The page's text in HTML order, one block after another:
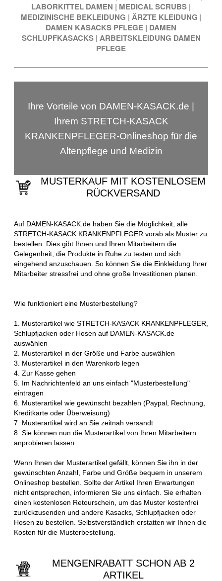
LABORKITTEL DAMEN | MEDICAL SCRUBS |
MEDIZINISCHE BEKLEIDUNG | ÄRZTE KLEIDUNG |
DAMEN KASACKS PFLEGE | DAMEN
SCHLUPFKASACKS | ARBEITSKLEIDUNG DAMEN
PFLEGE
Ihre Vorteile von DAMEN-KASACK.de |
Ihrem STRETCH-KASACK
KRANKENPFLEGER-Onlineshop für die
Altenpflege und Medizin
MUSTERKAUF MIT KOSTENLOSEM
RÜCKVERSAND
Auf DAMEN-KASACK.de haben Sie die Möglichkeit, alle
STRETCH-KASACK KRANKENPFLEGER vorab als Muster zu
bestellen. Dies gibt Ihnen und Ihren Mitarbeitern die
Gelegenheit, die Produkte in Ruhe zu testen und sich
eingehend anzuschauen. So können Sie die Einkleidung Ihrer
Mitarbeiter stressfrei und ohne große Investitionen planen.
Wie funktioniert eine Musterbestellung?
1. Musterartikel wie STRETCH-KASACK KRANKENPFLEGER,
Schlupfjacken oder Hosen auf DAMEN-KASACK.de
auswählen
2. Musterartikel in der Größe und Farbe auswählen
3. Musterartikel in den Warenkorb legen
4. Zur Kasse gehen
5. Im Nachrichtenfeld an uns einfach "Musterbestellung"
eintragen
6. Musterartikel wie gewünscht bezahlen (Paypal, Rechnung,
Kreditkarte oder Überweisung)
7. Musterartikel wird an Sie zeitnah versandt
8. Sie können nun die Musterartikel von Ihren Mitarbeitern
anprobieren lassen
Wenn Ihnen der Musterartikel gefällt, können Sie ihn in der
gewünschten Anzahl, Farbe und Größe bequem in unserem
Onlineshop bestellen. Sollte der Artikel Ihren Erwartungen
nicht entsprechen, informieren Sie uns einfach. Sie erhalten
einen kostenlosen Retourschein, um das Muster kostenfrei
zurückzusenden und andere Kasacks, Schlupfjacken oder
Hosen zu bestellen. Selbstverständlich erstatten wir Ihnen die
Kosten für die Musterbestellung.
MENGENRABATT SCHON AB 2
ARTIKEL